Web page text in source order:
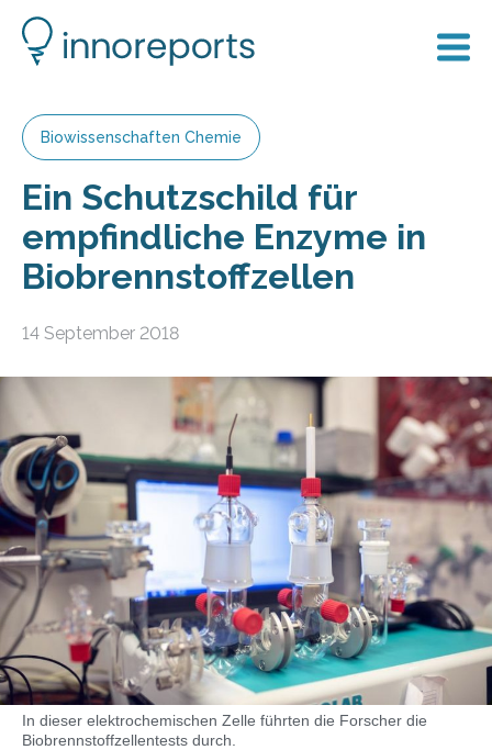
Biowissenschaften Chemie
Ein Schutzschild für
empfindliche Enzyme in
Biobrennstoffzellen
14 September 2018
In dieser elektrochemischen Zelle führten die Forscher die
Biobrennstoffzellentests durch.